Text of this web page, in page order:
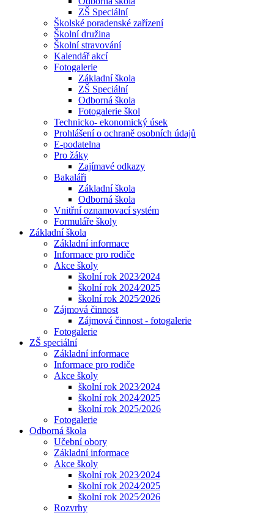
ZŠ Speciální
Školské poradenské zařízení
Školní družina
Školní stravování
Kalendář akcí
Fotogalerie
Základní škola
ZŠ Speciální
Odborná škola
Fotogalerie škol
Technicko- ekonomický úsek
Prohlášení o ochraně osobních údajů
E-podatelna
Pro žáky
Zajímavé odkazy
Bakaláři
Základní škola
Odborná škola
Vnitřní oznamovací systém
Formuláře školy
Základní škola
Základní informace
Informace pro rodiče
Akce školy
školní rok 2023⁄2024
školní rok 2024⁄2025
školní rok 2025⁄2026
Zájmová činnost
Zájmová činnost - fotogalerie
Fotogalerie
ZŠ speciální
Základní informace
Informace pro rodiče
Akce školy
školní rok 2023⁄2024
školní rok 2024⁄2025
školní rok 2025/2026
Fotogalerie
Odborná škola
Učební obory
Základní informace
Akce školy
školní rok 2023⁄2024
školní rok 2024⁄2025
školní rok 2025⁄2026
Rozvrhy